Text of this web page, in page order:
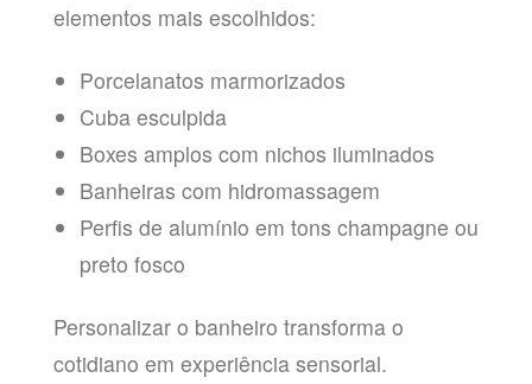
elementos mais escolhidos:
Porcelanatos marmorizados
Cuba esculpida
Boxes amplos com nichos iluminados
Banheiras com hidromassagem
Perfis de alumínio em tons champagne ou
preto fosco
Personalizar o banheiro transforma o
cotidiano em experiência sensorial.